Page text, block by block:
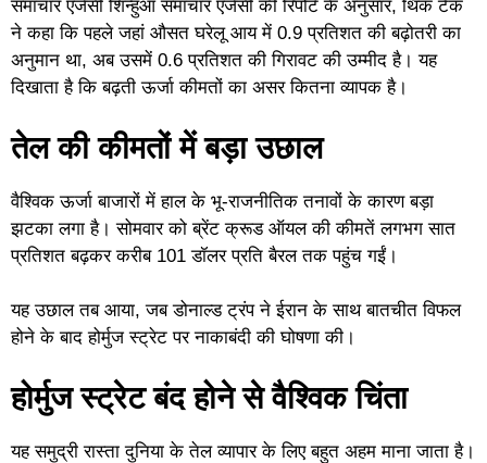
समाचार एजेंसी शिन्हुआ समाचार एजेंसी की रिपोर्ट के अनुसार, थिंक टैंक
ने कहा कि पहले जहां औसत घरेलू आय में 0.9 प्रतिशत की बढ़ोतरी का
अनुमान था, अब उसमें 0.6 प्रतिशत की गिरावट की उम्मीद है। यह
दिखाता है कि बढ़ती ऊर्जा कीमतों का असर कितना व्यापक है।
तेल की कीमतों में बड़ा उछाल
वैश्विक ऊर्जा बाजारों में हाल के भू-राजनीतिक तनावों के कारण बड़ा
झटका लगा है। सोमवार को ब्रेंट क्रूड ऑयल की कीमतें लगभग सात
प्रतिशत बढ़कर करीब 101 डॉलर प्रति बैरल तक पहुंच गईं।
यह उछाल तब आया, जब डोनाल्ड ट्रंप ने ईरान के साथ बातचीत विफल
होने के बाद होर्मुज स्ट्रेट पर नाकाबंदी की घोषणा की।
होर्मुज स्ट्रेट बंद होने से वैश्विक चिंता
यह समुद्री रास्ता दुनिया के तेल व्यापार के लिए बहुत अहम माना जाता है।